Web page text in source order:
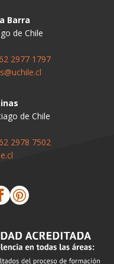
Barra
de Chile
2977 1797
de Chile
2978 7502